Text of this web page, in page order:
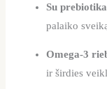
Su
palaiko
Omega-3
ir širdies